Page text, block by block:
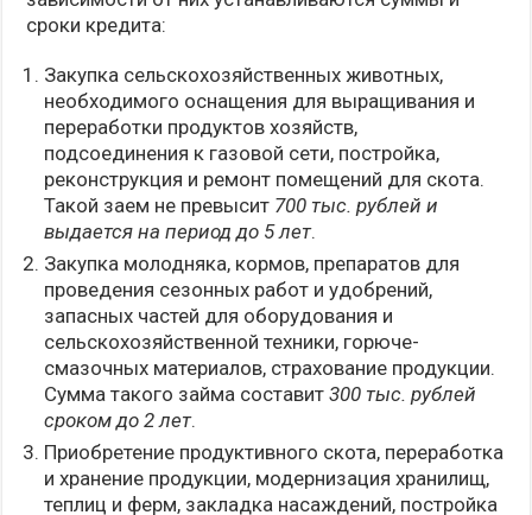
сроки кредита:
Закупка сельскохозяйственных животных,
необходимого оснащения для выращивания и
переработки продуктов хозяйств,
подсоединения к газовой сети, постройка,
реконструкция и ремонт помещений для скота.
Такой заем не превысит 700 тыс. рублей и
выдается на период до 5 лет.
Закупка молодняка, кормов, препаратов для
проведения сезонных работ и удобрений,
запасных частей для оборудования и
сельскохозяйственной техники, горюче-
смазочных материалов, страхование продукции.
Сумма такого займа составит300 тыс. рублей
сроком до 2 лет.
Приобретение продуктивного скота, переработка
и хранение продукции, модернизация хранилищ,
теплиц и ферм, закладка насаждений, постройка